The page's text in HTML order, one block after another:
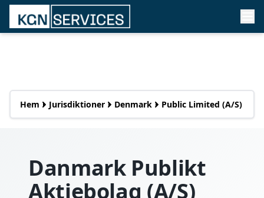
Hem Jurisdiktioner Denmark Public Limited (A/S)
Danmark Publikt
Aktiebolag (A/S)